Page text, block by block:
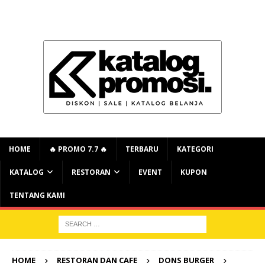
HOME 🔥 PROMO 7.7 🔥 TERBARU KATEGORI
KATALOG RESTORAN EVENT KUPON
TENTANG KAMI
HOME RESTORAN DAN CAFE
DONS BURGER